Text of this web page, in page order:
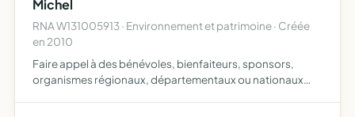
Michel
RNA W131005913 · Environnement et patrimoine · Créée
en 2010
Faire appel à des bénévoles, bienfaiteurs, sponsors,
organismes régionaux, départementaux ou nationaux